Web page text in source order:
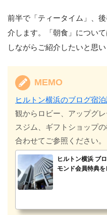
前半で「ティータイム」、
介します。「朝食」につい
しながらご紹介したいと思い
MEMO
ヒルトン横浜のブログ宿
観からロビー、アップグ
スジム、ギフトショップ
合わせてご参照ください。
ヒルトン横浜 ブ
モンド会員特典を